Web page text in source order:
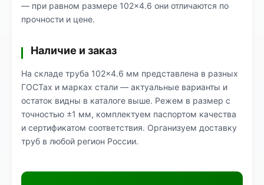
— при равном размере 102×4.6 они отличаются по
прочности и цене.
Наличие и заказ
На складе труба 102×4.6 мм представлена в разных
ГОСТах и марках стали — актуальные варианты и
остаток видны в каталоге выше. Режем в размер с
точностью ±1 мм, комплектуем паспортом качества
и сертификатом соответствия. Организуем доставку
труб в любой регион России.